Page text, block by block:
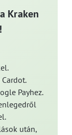
Kraken
Payhez.
után,